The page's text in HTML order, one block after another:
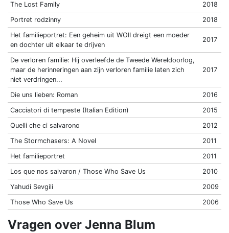
The Lost Family
2018
Portret rodzinny
2018
Het familieportret: Een geheim uit WOII dreigt een moeder
en dochter uit elkaar te drijven
2017
De verloren familie: Hij overleefde de Tweede Wereldoorlog,
maar de herinneringen aan zijn verloren familie laten zich
niet verdringen...
2017
Die uns lieben: Roman
2016
Cacciatori di tempeste (Italian Edition)
2015
Quelli che ci salvarono
2012
The Stormchasers: A Novel
2011
Het familieportret
2011
Los que nos salvaron / Those Who Save Us
2010
Yahudi Sevgili
2009
Those Who Save Us
2006
Vragen over Jenna Blum